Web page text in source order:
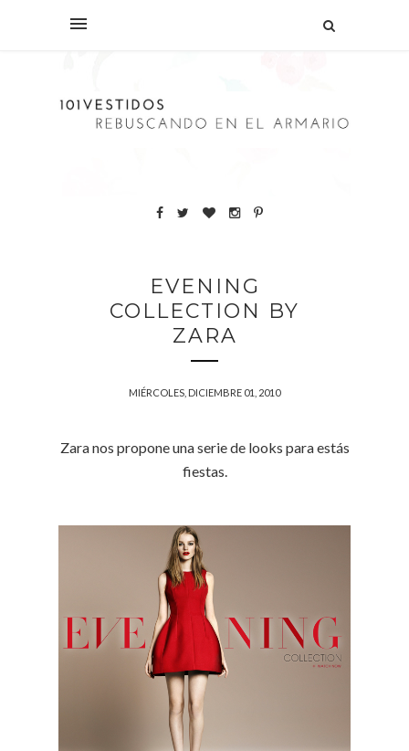
EVENING
COLLECTION BY
ZARA
MIÉRCOLES, DICIEMBRE 01, 2010
Zara nos propone una serie de looks para estás
fiestas.